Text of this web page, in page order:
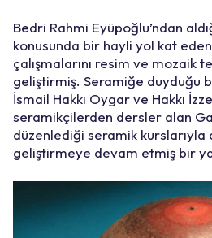
Bedri Rahmi Eyüpoğlu’ndan
konusunda bir hayli yol kat
çalışmalarını resim ve mozaik
geliştirmiş. Seramiğe duyduğu
İsmail Hakkı Oygar ve Hakkı
seramikçilerden dersler alan
düzenlediği seramik kurslarıyla
geliştirmeye devam etmiş bir